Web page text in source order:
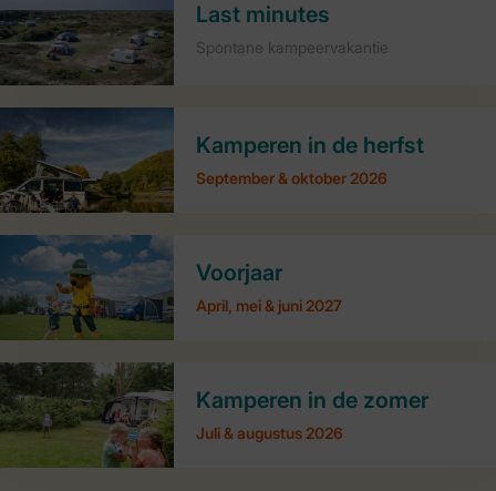
Last minutes
Spontane kampeervakantie
Kamperen in de herfst
September & oktober 2026
Voorjaar
April, mei & juni 2027
Kamperen in de zomer
Juli & augustus 2026